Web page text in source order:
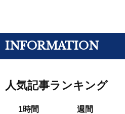
INFORMATION
人気記事ランキング
1時間 週間